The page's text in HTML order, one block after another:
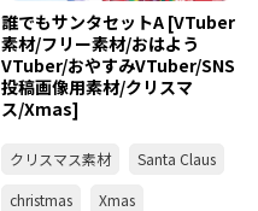
誰でもサンタセットA [VTuber
素材/フリー素材/おはよう
VTuber/おやすみVTuber/SNS
投稿画像用素材/クリスマ
ス/Xmas]
クリスマス素材
Santa Claus
christmas
Xmas